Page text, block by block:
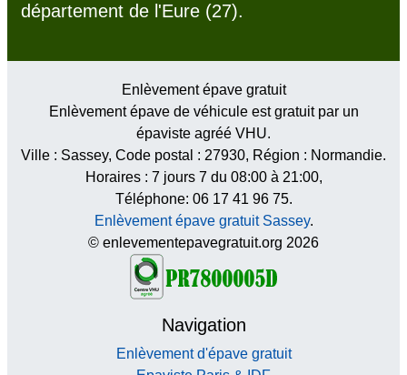
département de l'Eure (27).
Enlèvement épave gratuit
Enlèvement épave de véhicule est gratuit par un
épaviste agréé VHU.
Ville : Sassey, Code postal : 27930, Région : Normandie.
Horaires : 7 jours 7 du 08:00 à 21:00,
Téléphone: 06 17 41 96 75.
Enlèvement épave gratuit Sassey.
© enlevementepavegratuit.org 2026
Navigation
Enlèvement d'épave gratuit